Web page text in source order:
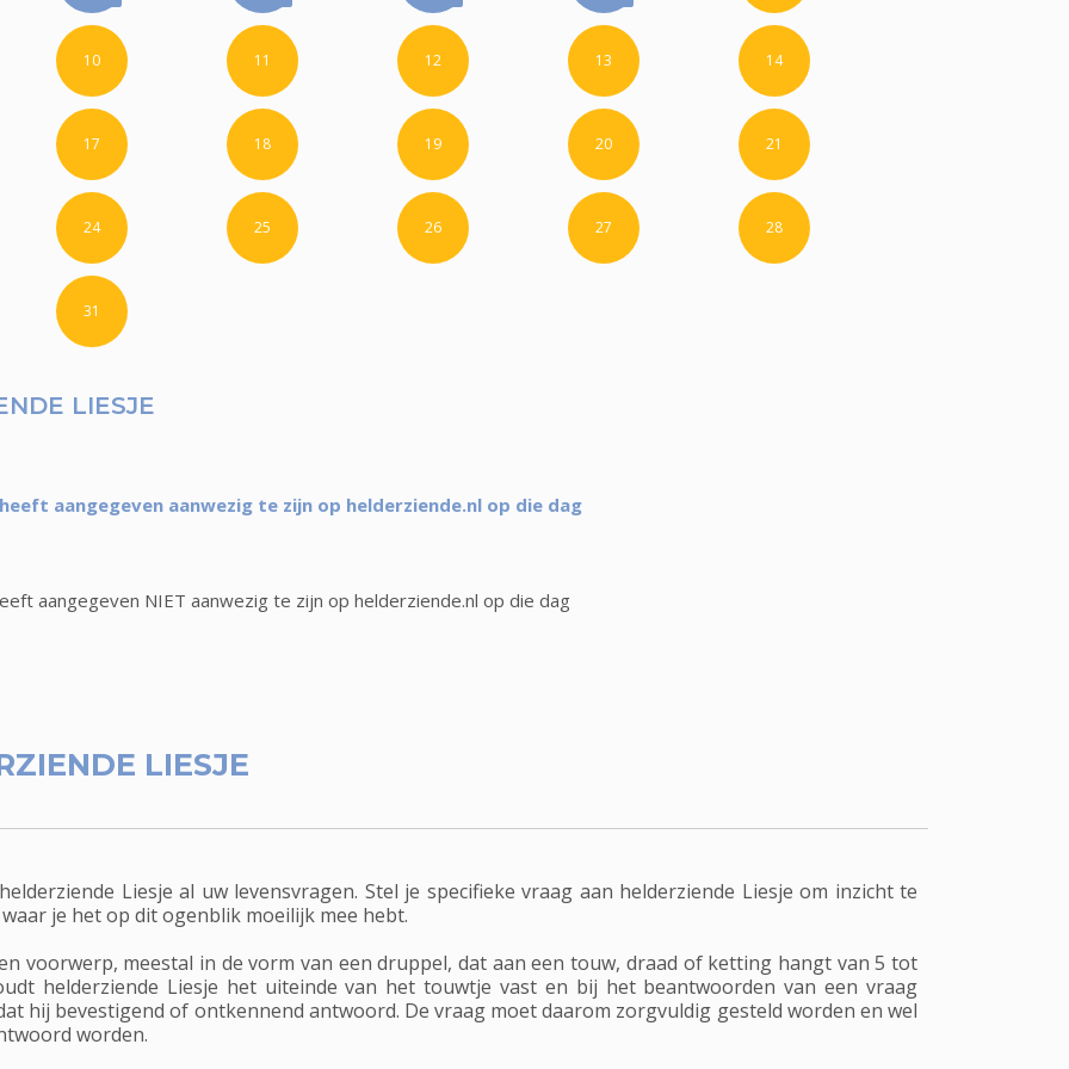
10 11 12 13 14
17 18 19 20 21
24 25 26 27 28
31
LIESJE
aangegeven aanwezig te zijn op helderziende.nl op die dag
aangegeven NIET aanwezig te zijn op helderziende.nl op die dag
LIESJE
Liesje al uw levensvragen. Stel je specifieke vraag aan helderziende Liesje om inzicht te
je het op dit ogenblik moeilijk mee hebt.
voorwerp, meestal in de vorm van een druppel, dat aan een touw, draad of ketting hangt van 5 tot
helderziende Liesje het uiteinde van het touwtje vast en bij het beantwoorden van een vraag
hij bevestigend of ontkennend antwoord. De vraag moet daarom zorgvuldig gesteld worden en wel
worden.